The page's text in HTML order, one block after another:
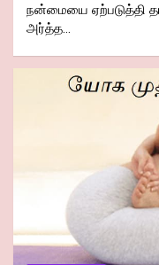
நன்மையை ஏற்படுத்தி
அர்த்த…